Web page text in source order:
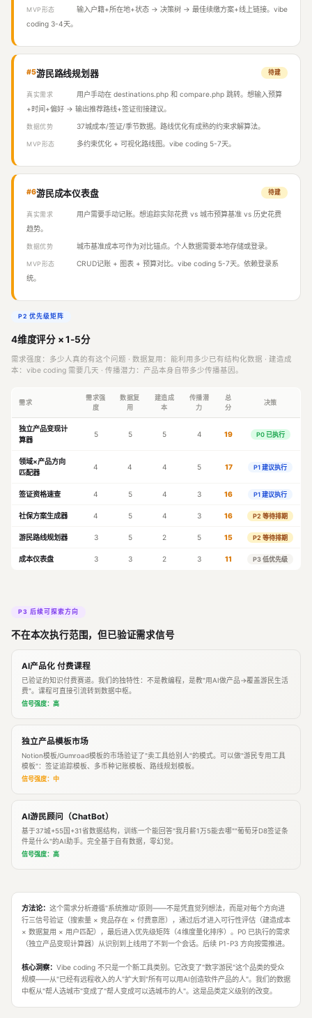
MVP形态
输入户籍+所在地+状态 → 决策树 → 最佳续缴方案+线上链接。vibe
coding 3-4天。
#5游民路线规划器 待建
真实需求
用户手动在 destinations.php 和 compare.php 跳转。想输入预算
+时间+偏好 → 输出推荐路线+签证衔接建议。
数据优势 37城成本/签证/季节数据。路线优化有成熟的约束求解算法。
MVP形态 多约束优化 + 可视化路线图。vibe coding 5-7天。
#6游民成本仪表盘 待建
真实需求
用户需要手动记账。想追踪实际花费 vs 城市预算基准 vs 历史花费
趋势。
数据优势 城市基准成本可作为对比锚点。个人数据需要本地存储或登录。
MVP形态
CRUD记账 + 图表 + 预算对比。vibe coding 5-7天。依赖登录系
统。
P2 优先级矩阵
4维度评分 × 1-5分
需求强度：多少人真的有这个问题 · 数据复用：能利用多少已有结构化数据 · 建造成
本：vibe coding 需要几天 · 传播潜力：产品本身自带多少传播基因。
需求
需求强
度
数据复
用
建造成
本
传播潜
力
总
分
决策
独立产品变现计
算器
5 5 5 4 19 P0 已执行
领域×产品方向
匹配器
4 4 4 5 17 P1 建议执行
签证资格速查 4 5 4 3 16 P1 建议执行
社保方案生成器 4 5 4 3 16 P2 等待排期
游民路线规划器 3 5 2 5 15 P2 等待排期
成本仪表盘 3 3 2 3 11 P3 低优先级
P3 后续可探索方向
不在本次执行范围，但已验证需求信号
AI产品化 付费课程
已验证的知识付费赛道。我们的独特性：不是教编程，是教"用AI做产品→覆盖游民生活
费"。课程可直接引流转到数据中枢。
信号强度：高
独立产品模板市场
Notion模板/Gumroad模板的市场验证了"卖工具给别人"的模式。可以做"游民专用工具
模板"：签证追踪模板、多币种记账模板、路线规划模板。
信号强度：中
AI游民顾问（ChatBot）
基于37城+55国+31省数据结构，训练一个能回答"我月薪1万5能去哪""葡萄牙D8签证条
件是什么"的AI助手。完全基于自有数据，零幻觉。
信号强度：高
方法论： 这个需求分析遵循"系统推动"原则——不是凭直觉列想法，而是对每个方向进
行三信号验证（搜索量 × 竞品存在 × 付费意愿），通过后才进入可行性评估（建造成本
× 数据复用 × 用户匹配），最后进入优先级矩阵（4维度量化排序）。P0 已执行的需求
（独立产品变现计算器）从识别到上线用了不到一个会话。后续 P1-P3 方向按需推进。
核心洞察： Vibe coding 不只是一个新工具类别。它改变了"数字游民"这个品类的受众
规模——从"已经有远程收入的人"扩大到"所有可以用AI创造软件产品的人"。我们的数据
中枢从"帮人选城市"变成了"帮人变成可以选城市的人"。这是品类定义级别的改变。